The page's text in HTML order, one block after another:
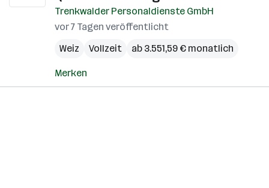
Trenkwalder Personaldienste GmbH
vor 7 Tagen veröffentlicht
Weiz
Vollzeit ab 3.551,59 € monatlich
Merken